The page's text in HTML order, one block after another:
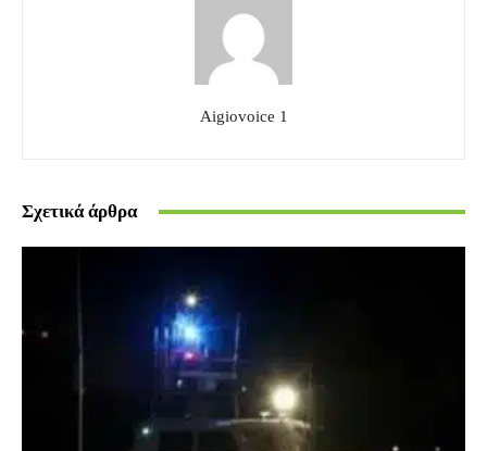
Aigiovoice 1
Σχετικά άρθρα